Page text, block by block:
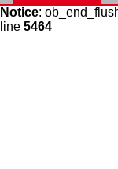
Notice:
line 5464